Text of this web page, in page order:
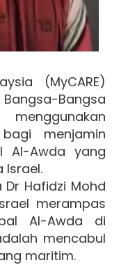
(MyCARE)
Bangsa
menjamin
Al-Awda yang
Israel.
Dr Hafidzi Mohd
merampas
Al-Awda di
mencabul
maritim.